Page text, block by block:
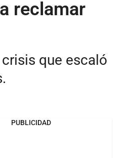
reclamar
que escaló
PUBLICIDAD